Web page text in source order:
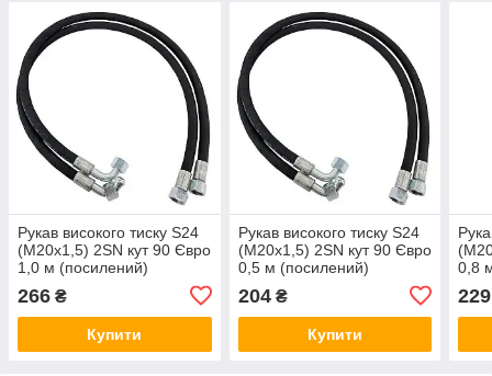
Рукав високого тиску S24
(М20х1,5) 2SN кут 90 Євро
1,0 м (посилений)
266 ₴
Купити
Рукав високого тиску S24
(М20х1,5) 2SN кут 90 Євро
0,5 м (посилений)
204₴
Купити
0,8
229